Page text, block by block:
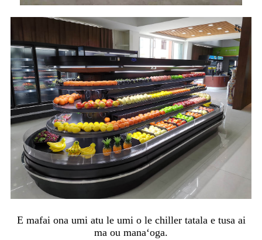
E mafai ona umi atu le umi o le chiller tatala e tusa ai
ma ou manaʻoga.